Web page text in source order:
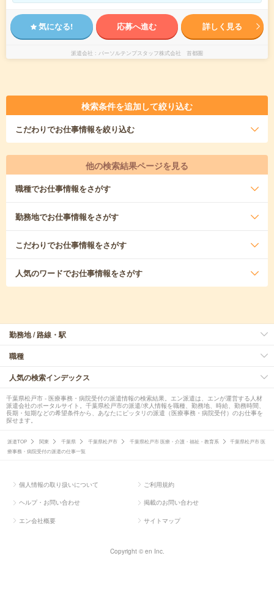
気になる! 応募へ進む 詳しく見る
派遣会社 パーソルテンプスタッフ株式会社 首都圏
検索条件を追加して絞り込む
こだわりでお仕事情報を絞り込む
他の検索結果ページを見る
職種でお仕事情報をさがす
勤務地でお仕事情報をさがす
こだわりでお仕事情報をさがす
人気のワードでお仕事情報をさがす
勤務地 / 路線・駅
職種
人気の検索インデックス
千葉県松戸市 - 医療事務・病院受付の派遣情報の検索結果。エン派遣は、エンが運営する人材
派遣会社のポータルサイト。千葉県松戸市の派遣/求人情報を職種、勤務地、時給、勤務時間、
長期・短期などの希望条件から、あなたにピッタリの派遣（医療事務・病院受付）のお仕事を
探せます。
派遣TOP 関東 千葉県 千葉県松戸市 千葉県松戸市 医療・介護・福祉・教育系
千葉県松戸市 医
療事務・病院受付の派遣の仕事一覧
個人情報の取り扱いについて ご利用規約
ヘルプ・お問い合わせ 掲載のお問い合わせ
エン会社概要 サイトマップ
Copyright © en Inc.